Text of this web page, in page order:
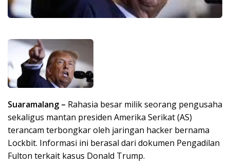
Suaramalang – Rahasia besar milik seorang pengusaha
sekaligus mantan presiden Amerika Serikat (AS)
terancam terbongkar oleh jaringan hacker bernama
Lockbit. Informasi ini berasal dari dokumen Pengadilan
Fulton terkait kasus Donald Trump.